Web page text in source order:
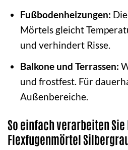
Fußbodenheizungen:
Mörtels gleicht
und verhindert Risse.
Balkone und Terrassen:
und frostfest. Für
Außenbereiche.
So einfach verarbeiten Sie
Flexfugenmörtel